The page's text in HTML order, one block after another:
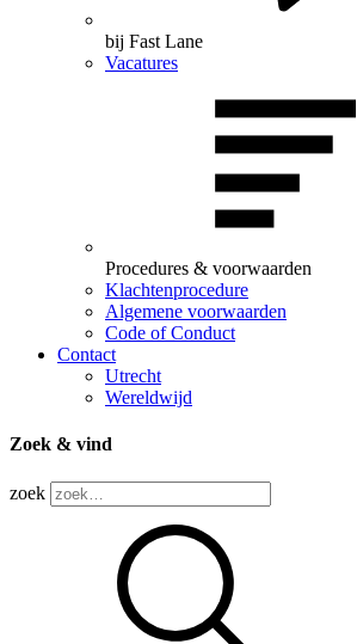
bij Fast Lane
Vacatures
Procedures & voorwaarden
Klachtenprocedure
Algemene voorwaarden
Code of Conduct
Contact
Utrecht
Wereldwijd
Zoek & vind
zoek